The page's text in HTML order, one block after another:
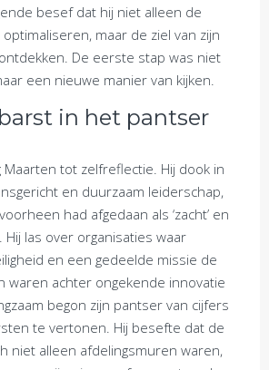
besef dat hij niet alleen de
maar de ziel van zijn
De eerste stap was niet
een nieuwe manier van kijken.
in het pantser
Maarten tot zelfreflectie. Hij dook in
en duurzaam leiderschap,
had afgedaan als ‘zacht’ en
Hij las over organisaties waar
en een gedeelde missie de
waren achter ongekende innovatie
begon zijn pantser van cijfers
te vertonen. Hij besefte dat de
niet alleen afdelingsmuren waren,